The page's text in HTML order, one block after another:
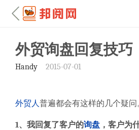
外贸询盘回复技巧
Handy 2015-07-01
外贸人普遍都会有这样的几个疑问
1、我回复了客户的询盘 ，客户为